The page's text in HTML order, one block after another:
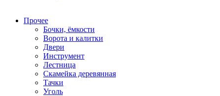
Прочее
Бочки, ёмкости
Ворота и калитки
Двери
Инструмент
Лестница
Скамейка деревянная
Тачки
Уголь